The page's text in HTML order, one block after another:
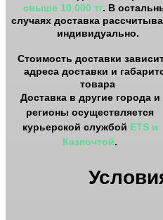
свыше 10 000 тг. В
случаях доставка
индивидуально.
Стоимость доставки
адреса доставки и
товара
Доставка в другие города и
регионы осуществляется
курьерской службой ETS и
Казпочтой.